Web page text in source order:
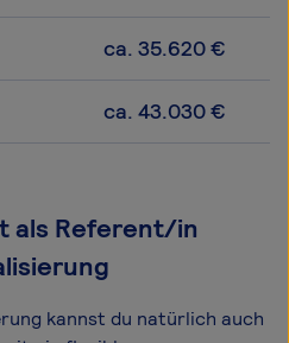
ca. 35.620 €
ca. 43.030 €
als Referent/in
kannst du natürlich auch